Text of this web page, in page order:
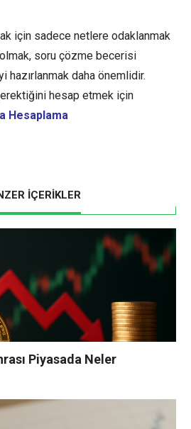
için sadece netlere odaklanmak
soru çözme becerisi
hazırlanmak daha önemlidir.
hesap etmek için
Hesaplama
İÇERİKLER
Piyasada Neler